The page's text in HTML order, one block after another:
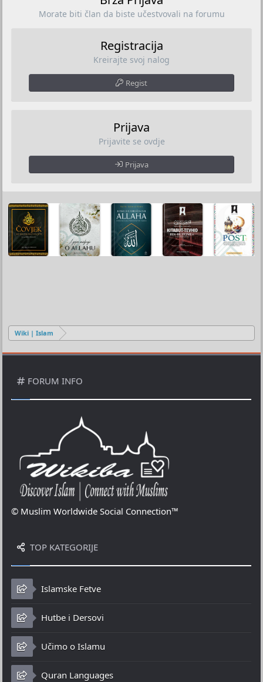
Morate biti član da biste učestvovali na forumu
Registracija
Kreirajte svoj nalog
Regist
Prijava
Prijavite se ovdje
Prijava
Wiki | Islam
FORUM INFO
© Muslim Worldwide Social Connection™
TOP KATEGORIJE
Islamske Fetve
Hutbe i Dersovi
Učimo o Islamu
Quran Languages